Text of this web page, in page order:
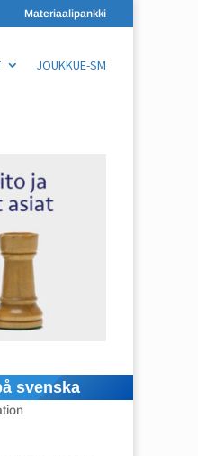
Materiaalipankki
JOUKKUE-SM
svenska